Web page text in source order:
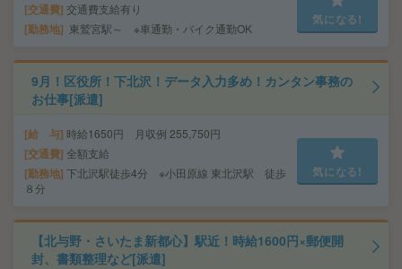
交通費 交通費支給有り
勤務地 東鷲宮駅～ ※車通勤・バイク通勤OK
気になる!
9月！区役所！下北沢！データ入力多め！カンタン事務の
お仕事[派遣]
給 与 時給1650円 月収例 255,750円
交通費 全額支給
勤務地 下北沢駅徒歩4分 ※小田原線 東北沢駅 徒歩
８分
気になる!
【北与野・さいたま新都心】駅近！時給1600円×郵便開
封、書類整理など[派遣]